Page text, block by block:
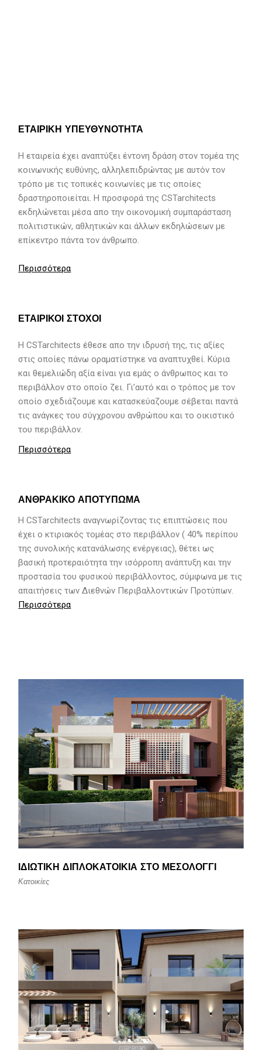
ΕΤΑΙΡΙΚΗ ΥΠΕΥΘΥΝΟΤΗΤΑ
Η εταιρεία έχει αναπτύξει έντονη δράση στον τομέα της
κοινωνικής ευθύνης, αλληλεπιδρώντας με αυτόν τον
τρόπο με τις τοπικές κοινωνίες με τις οποίες
δραστηροποιείται. Η προσφορά της CSTarchitects
εκδηλώνεται μέσα απο την οικονομική συμπαράσταση
πολιτιστικών, αθλητικών και άλλων εκδηλώσεων με
επίκεντρο πάντα τον άνθρωπο.
Περισσότερα
ΕΤΑΙΡΙΚΟΙ ΣΤΟΧΟΙ
H CSTarchitects έθεσε απο την ιδρυσή της, τις αξίες
στις οποίες πάνω οραματίστηκε να αναπτυχθεί. Κύρια
και θεμελιώδη αξία είναι για εμάς ο άνθρωπος και το
περιβάλλον στο οποίο ζει. Γι’αυτό και ο τρόπος με τον
οποίο σχεδιάζουμε και κατασκεύαζουμε σέβεται παντά
τις ανάγκες του σύγχρονου ανθρώπου και το οικιστικό
του περιβάλλον.
Περισσότερα
ΑΝΘΡΑΚΙΚΟ ΑΠΟΤΥΠΩΜΑ
Η CSTarchitects αναγνωρίζοντας τις επιπτώσεις που
έχει ο κτιριακός τομέας στο περιβάλλον ( 40% περίπου
της συνολικής κατανάλωσης ενέργειας), θέτει ως
βασική προτεραιότητα την ισόρροπη ανάπτυξη και την
προστασία του φυσικού περιβάλλοντος, σύμφωνα με τις
απαιτήσεις των Διεθνών Περιβαλλοντικών Προτύπων.
Περισσότερα
ΙΔΙΩΤΙΚΉ ΔΙΠΛΟΚΑΤΟΙΚΊΑ ΣΤΟ ΜΕΣΟΛΌΓΓΙ
Κατοικίες